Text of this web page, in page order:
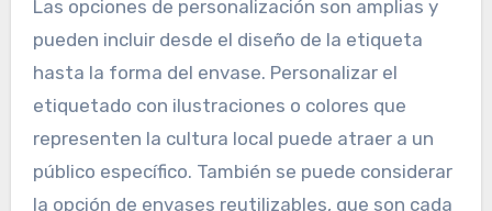
los consumidores tienden a elegir productos que
les resultan visualmente agradables.
Opciones de personalización
para la presentación
Las opciones de personalización son amplias y